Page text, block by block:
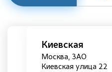
Киевская
Москва, ЗАО
Киевская улица 22